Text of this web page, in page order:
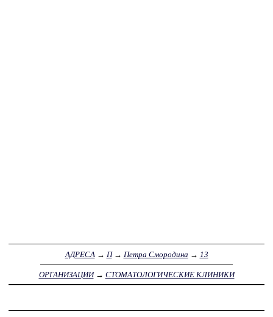
АДРЕСА → П→ Петра Смородина → 13
ОРГАНИЗАЦИИ→ СТОМАТОЛОГИЧЕСКИЕ КЛИНИКИ